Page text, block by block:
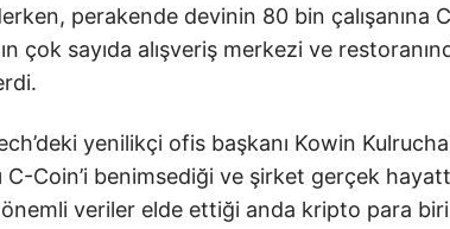
perakende devinin 80 bin çalışanına
çok sayıda alışveriş merkezi ve
yenilikçi ofis başkanı Kowin
C-Coin’i benimsediği ve şirket gerçek
önemli veriler elde ettiği anda kripto para